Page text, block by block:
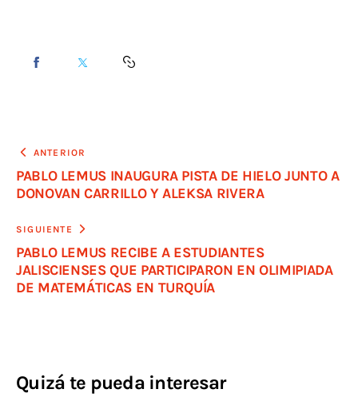
ANTERIOR
PABLO LEMUS INAUGURA PISTA DE HIELO JUNTO A
DONOVAN CARRILLO Y ALEKSA RIVERA
SIGUIENTE
PABLO LEMUS RECIBE A ESTUDIANTES
JALISCIENSES QUE PARTICIPARON EN OLIMIPIADA
DE MATEMÁTICAS EN TURQUÍA
Quizá te pueda interesar